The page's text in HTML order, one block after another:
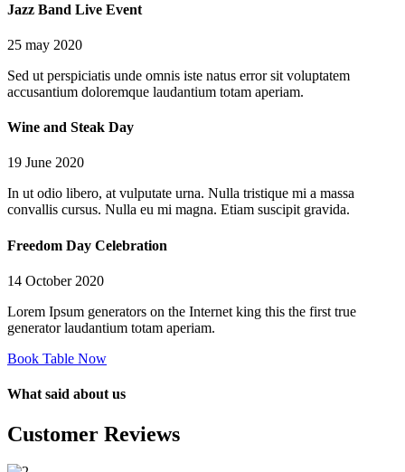
Jazz Band Live Event
25 may 2020
Sed ut perspiciatis unde omnis iste natus error sit voluptatem
accusantium doloremque laudantium totam aperiam.
Wine and Steak Day
19 June 2020
In ut odio libero, at vulputate urna. Nulla tristique mi a massa
convallis cursus. Nulla eu mi magna. Etiam suscipit gravida.
Freedom Day Celebration
14 October 2020
Lorem Ipsum generators on the Internet king this the first true
generator laudantium totam aperiam.
Book Table Now
What said about us
Customer Reviews